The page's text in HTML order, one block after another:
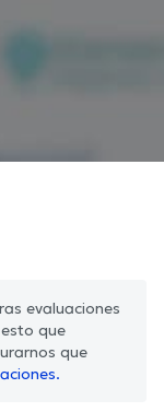
evaluaciones
que
que